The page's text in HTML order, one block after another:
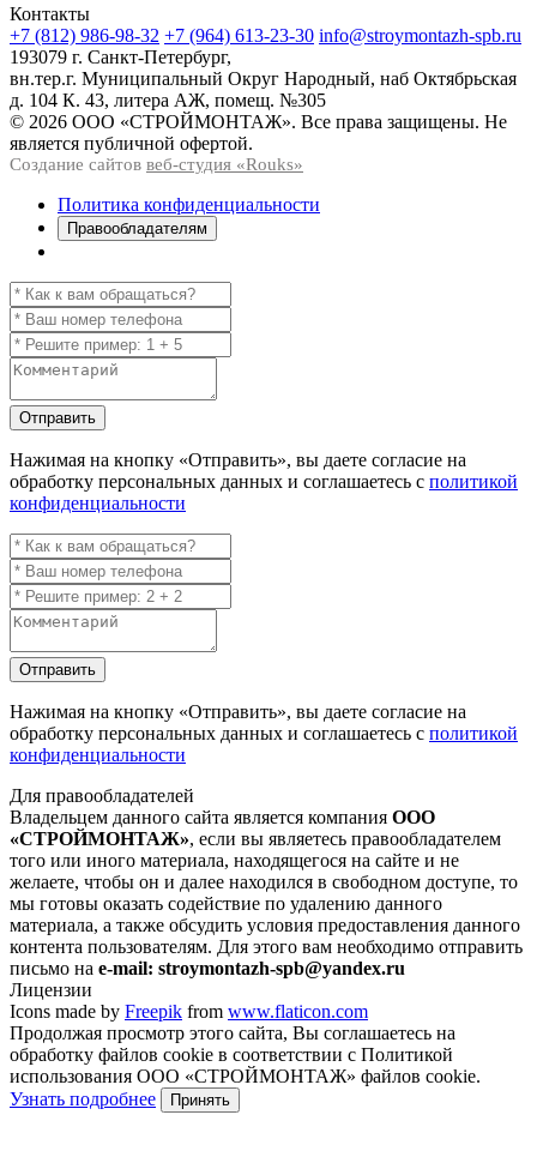
Контакты
+7 (812) 986-98-32 +7 (964) 613-23-30 info@stroymontazh-spb.ru
193079 г. Санкт-Петербург,
вн.тер.г. Муниципальный Округ Народный, наб Октябрьская
д. 104 К. 43, литера АЖ, помещ. №305
© 2026 ООО «СТРОЙМОНТАЖ». Все права защищены. Не
является публичной офертой.
Создание сайтов веб-студия «Rouks»
Политика конфиденциальности
Правообладателям
Отправить
Нажимая на кнопку «Отправить», вы даете согласие на
обработку персональных данных и соглашаетесь с политикой
конфиденциальности
Отправить
Нажимая на кнопку «Отправить», вы даете согласие на
обработку персональных данных и соглашаетесь с политикой
конфиденциальности
Для правообладателей
Владельцем данного сайта является компания ООО
«СТРОЙМОНТАЖ», если вы являетесь правообладателем
того или иного материала, находящегося на сайте и не
желаете, чтобы он и далее находился в свободном доступе, то
мы готовы оказать содействие по удалению данного
материала, а также обсудить условия предоставления данного
контента пользователям. Для этого вам необходимо отправить
письмо на e-mail: stroymontazh-spb@yandex.ru
Лицензии
Icons made by Freepik from www.flaticon.com
Продолжая просмотр этого сайта, Вы соглашаетесь на
обработку файлов cookie в соответствии с Политикой
использования ООО «СТРОЙМОНТАЖ» файлов cookie.
Узнать подробнее
Принять